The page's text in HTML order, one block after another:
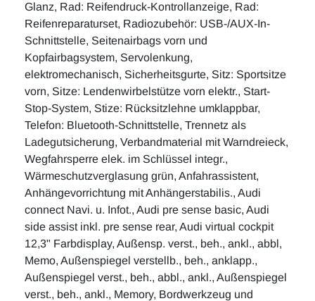
Glanz, Rad: Reifendruck-Kontrollanzeige, Rad:
Reifenreparaturset, Radiozubehör: USB-/AUX-In-
Schnittstelle, Seitenairbags vorn und
Kopfairbagsystem, Servolenkung,
elektromechanisch, Sicherheitsgurte, Sitz: Sportsitze
vorn, Sitze: Lendenwirbelstütze vorn elektr., Start-
Stop-System, Stize: Rücksitzlehne umklappbar,
Telefon: Bluetooth-Schnittstelle, Trennetz als
Ladegutsicherung, Verbandmaterial mit Warndreieck,
Wegfahrsperre elek. im Schlüssel integr.,
Wärmeschutzverglasung grün, Anfahrassistent,
Anhängevorrichtung mit Anhängerstabilis., Audi
connect Navi. u. Infot., Audi pre sense basic, Audi
side assist inkl. pre sense rear, Audi virtual cockpit
12,3" Farbdisplay, Außensp. verst., beh., ankl., abbl,
Memo, Außenspiegel verstellb., beh., anklapp.,
Außenspiegel verst., beh., abbl., ankl., Außenspiegel
verst., beh., ankl., Memory, Bordwerkzeug und